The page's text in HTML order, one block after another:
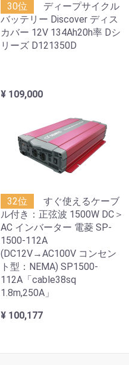
30位
ディープサイクル
バッテリー Discover ディス
カバー 12V 134Ah20h率 Dシ
リーズ D121350D
¥ 109,000
32位
すぐ使えるケーブ
ル付き：正弦波 1500W DC＞
AC インバーター 電菱 SP-
1500-112A
(DC12V→AC100V コンセン
ト型：NEMA) SP1500-
112A「cable38sq
1.8m,250A」
¥ 100,177